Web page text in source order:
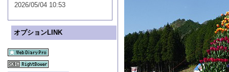
2026/05/04 10:53
オプションLINK